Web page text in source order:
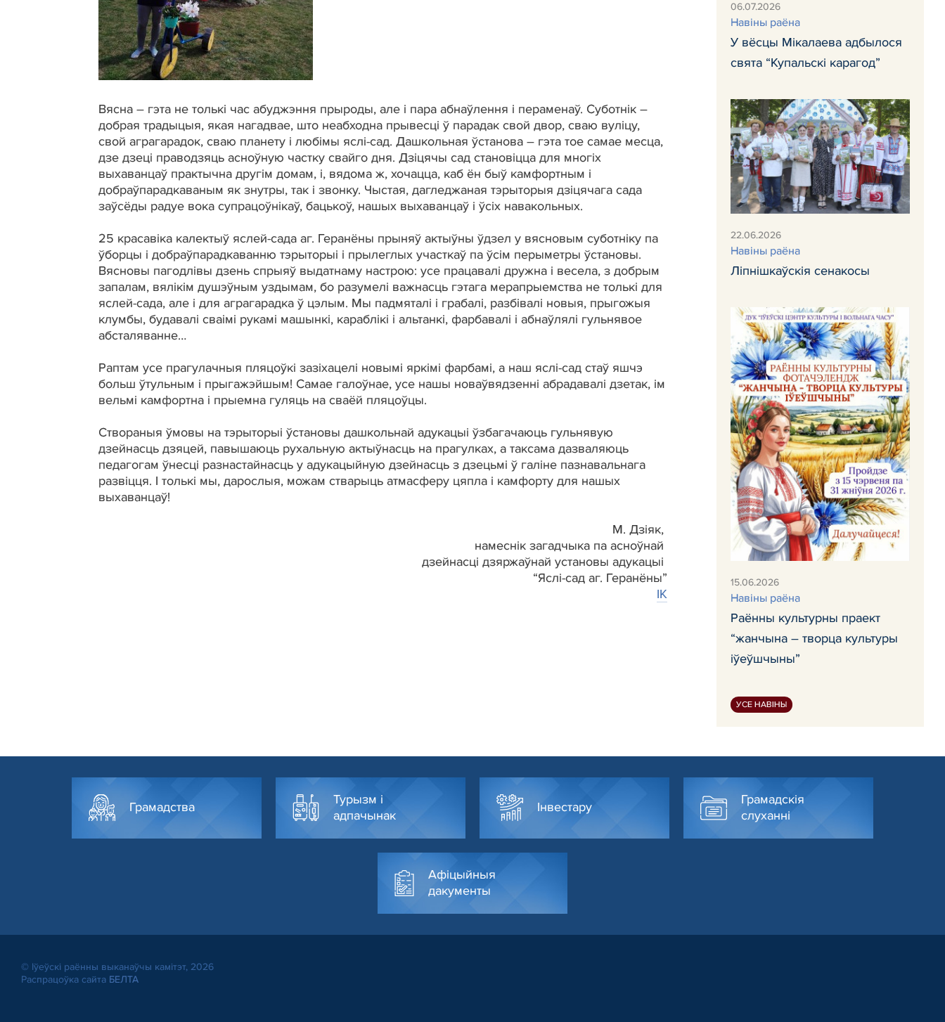
Вясна – гэта не толькі час абуджэння прыроды, але і пара абнаўлення і пераменаў. Суботнік –
добрая традыцыя, якая нагадвае, што неабходна прывесці ў парадак свой двор, сваю вуліцу,
свой аграгарадок, сваю планету і любімы яслі-сад. Дашкольная ўстанова – гэта тое самае месца,
дзе дзеці праводзяць асноўную частку свайго дня. Дзіцячы сад становіцца для многіх
выхаванцаў практычна другім домам, і, вядома ж, хочацца, каб ён быў камфортным і
добраўпарадкаваным як знутры, так і звонку. Чыстая, дагледжаная тэрыторыя дзіцячага сада
заўсёды радуе вока супрацоўнікаў, бацькоў, нашых выхаванцаў і ўсіх навакольных.
25 красавіка калектыў яслей-сада аг. Геранёны прыняў актыўны ўдзел у вясновым суботніку па
ўборцы і добраўпарадкаванню тэрыторыі і прылеглых участкаў па ўсім перыметры ўстановы.
Вясновы пагодлівы дзень спрыяў выдатнаму настрою: усе працавалі дружна і весела, з добрым
запалам, вялікім душэўным уздымам, бо разумелі важнасць гэтага мерапрыемства не толькі для
яслей-сада, але і для аграгарадка ў цэлым. Мы падмяталі і грабалі, разбівалі новыя, прыгожыя
клумбы, будавалі сваімі рукамі машынкі, караблікі і альтанкі, фарбавалі і абнаўлялі гульнявое
абсталяванне…
Раптам усе прагулачныя пляцоўкі зазіхацелі новымі яркімі фарбамі, а наш яслі-сад стаў яшчэ
больш ўтульным і прыгажэйшым! Самае галоўнае, усе нашы новаўвядзенні абрадавалі дзетак, ім
вельмі камфортна і прыемна гуляць на сваёй пляцоўцы.
Створаныя ўмовы на тэрыторыі ўстановы дашкольнай адукацыі ўзбагачаюць гульнявую
дзейнасць дзяцей, павышаюць рухальную актыўнасць на прагулках, а таксама дазваляюць
педагогам ўнесці разнастайнасць у адукацыйную дзейнасць з дзецьмі ў галіне пазнавальнага
развіцця. І толькі мы, дарослыя, можам стварыць атмасферу цяпла і камфорту для нашых
выхаванцаў!
М. Дзіяк,
намеснік загадчыка па асноўнай
дзейнасці дзяржаўнай установы адукацыі
“Яслі-сад аг. Геранёны”
IК
06.07.2026
Навiны раёна
У вёсцы Мікалаева адбылося
свята “Купальскі карагод”
22.06.2026
Навiны раёна
Ліпнішкаўскія сенакосы
15.06.2026
Навiны раёна
Раённы культурны праект
“жанчына – творца культуры
іўеўшчыны”
УСЕ НАВІНЫ
Грамадства
Турызм і
адпачынак
Інвестару
Грамадскія
слуханні
Афіцыйныя
дакументы
© Іўеўскі раённы выканаўчы камітэт, 2026
Распрацоўка сайта БЕЛТА